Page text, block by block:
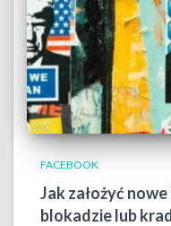
FACEBOOK
Jak założyć
blokadzie lub